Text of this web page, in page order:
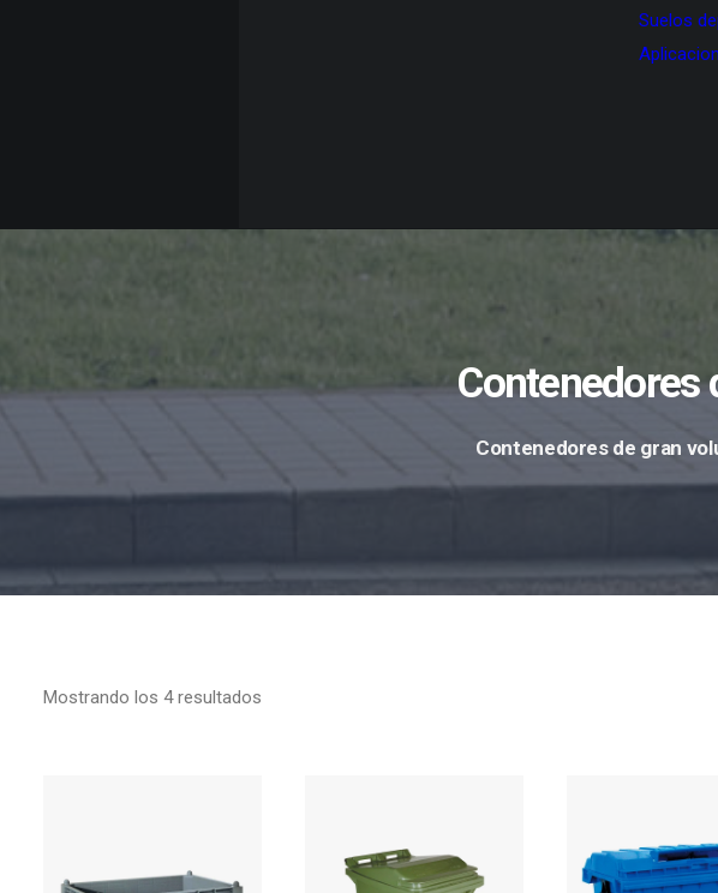
Suelos
Contenedores
Contenedores de gran
Mostrando los 4 resultados